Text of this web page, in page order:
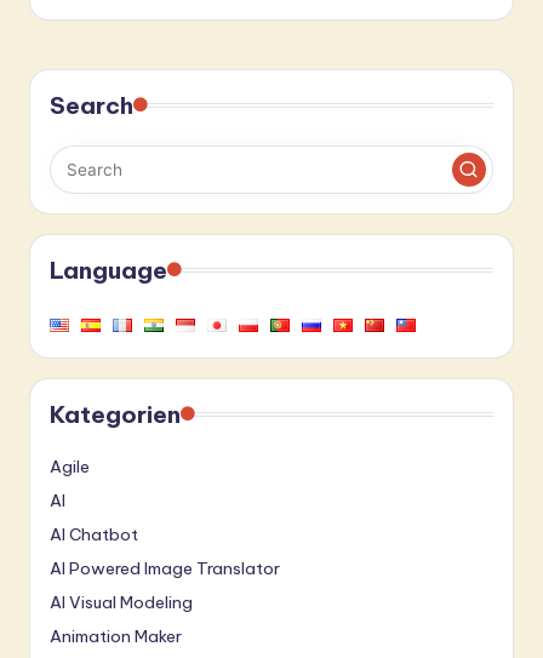
Search
Language
Kategorien
Agile
AI
AI Chatbot
AI Powered Image Translator
AI Visual Modeling
Animation Maker